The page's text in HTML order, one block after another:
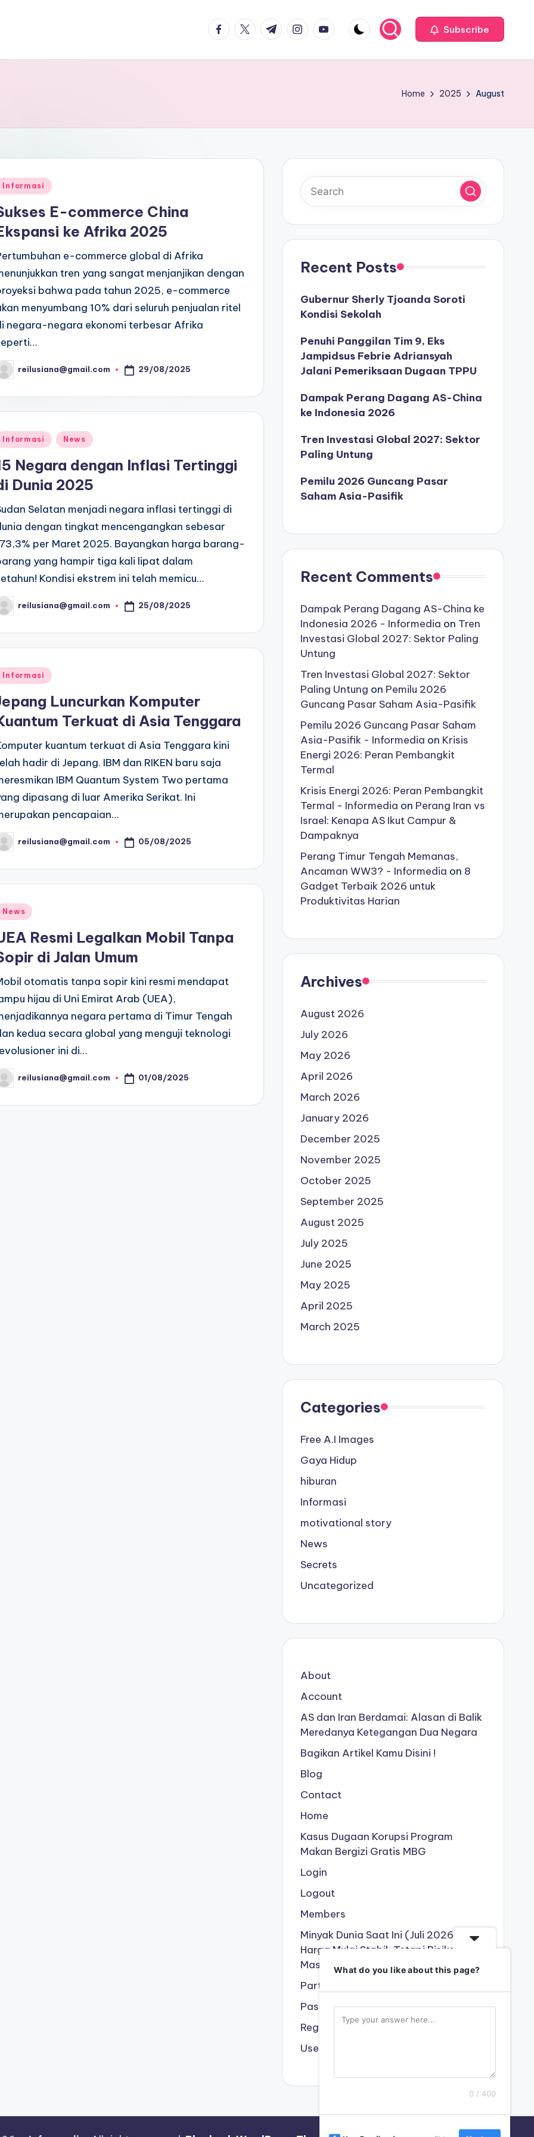
facebook.com
twitter.com
t.me instagram.com
youtube.com Subscribe
Home 2025 August
Informasi
E-commerce China
ke Afrika 2025
e-commerce global di Afrika
tren yang sangat menjanjikan dengan
bahwa pada tahun 2025, e-commerce
menyumbang 10% dari seluruh penjualan ritel
negara-negara ekonomi terbesar Afrika
reilusiana@gmail.com 29/08/2025
Informasi News
Negara dengan Inflasi Tertinggi
Dunia 2025
Selatan menjadi negara inflasi tertinggi di
dengan tingkat mencengangkan sebesar
per Maret 2025. Bayangkan harga barang-
yang hampir tiga kali lipat dalam
Kondisi ekstrem ini telah memicu…
reilusiana@gmail.com 25/08/2025
Informasi
Luncurkan Komputer
Terkuat di Asia Tenggara
kuantum terkuat di Asia Tenggara kini
hadir di Jepang. IBM dan RIKEN baru saja
IBM Quantum System Two pertama
dipasang di luar Amerika Serikat. Ini
pencapaian…
reilusiana@gmail.com 05/08/2025
News
Resmi Legalkan Mobil Tanpa
di Jalan Umum
otomatis tanpa sopir kini resmi mendapat
hijau di Uni Emirat Arab (UEA),
negara pertama di Timur Tengah
kedua secara global yang menguji teknologi
ini di…
reilusiana@gmail.com 01/08/2025
Recent Posts
Gubernur Sherly Tjoanda Soroti
Kondisi Sekolah
Penuhi Panggilan Tim 9, Eks
Jampidsus Febrie Adriansyah
Jalani Pemeriksaan Dugaan TPPU
Dampak Perang Dagang AS-China
ke Indonesia 2026
Tren Investasi Global 2027: Sektor
Paling Untung
Pemilu 2026 Guncang Pasar
Saham Asia-Pasifik
Recent Comments
Dampak Perang Dagang AS-China ke
Indonesia 2026 - Informedia on Tren
Investasi Global 2027: Sektor Paling
Untung
Tren Investasi Global 2027: Sektor
Paling Untung on Pemilu 2026
Guncang Pasar Saham Asia-Pasifik
Pemilu 2026 Guncang Pasar Saham
Asia-Pasifik - Informedia on Krisis
Energi 2026: Peran Pembangkit
Termal
Krisis Energi 2026: Peran Pembangkit
Termal - Informedia on Perang Iran vs
Israel: Kenapa AS Ikut Campur &
Dampaknya
Perang Timur Tengah Memanas,
Ancaman WW3? - Informedia on 8
Gadget Terbaik 2026 untuk
Produktivitas Harian
Archives
August 2026
July 2026
May 2026
April 2026
March 2026
January 2026
December 2025
November 2025
October 2025
September 2025
August 2025
July 2025
June 2025
May 2025
April 2025
March 2025
Categories
Free A.I Images
Gaya Hidup
hiburan
Informasi
motivational story
News
Secrets
Uncategorized
About
Account
AS dan Iran Berdamai: Alasan di Balik
Meredanya Ketegangan Dua Negara
Bagikan Artikel Kamu Disini !
Blog
Contact
Home
Kasus Dugaan Korupsi Program
Makan Bergizi Gratis MBG
Login
Logout
Members
Minyak Dunia Saat Ini (Juli 2026):
Harga Mulai Stabil, Tetapi Risiko
Masih Tinggi !!!
Partner Kami
Password Reset
Register
User
What do you like about this page?
0 / 400